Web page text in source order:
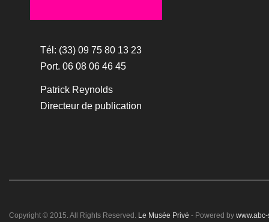
Tél: (33) 09 75 80 13 23
Port. 06 08 06 46 45
Patrick Reynolds
Directeur de publication
Copyright © 2015. All Rights Reserved. Le Musée Privé - Powered by